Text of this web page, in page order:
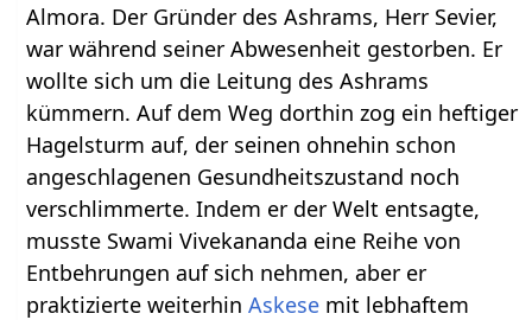
Almora. Der Gründer des Ashrams, Herr Sevier,
war während seiner Abwesenheit gestorben. Er
wollte sich um die Leitung des Ashrams
kümmern. Auf dem Weg dorthin zog ein heftiger
Hagelsturm auf, der seinen ohnehin schon
angeschlagenen Gesundheitszustand noch
verschlimmerte. Indem er der Welt entsagte,
musste Swami Vivekananda eine Reihe von
Entbehrungen auf sich nehmen, aber er
praktizierte weiterhinAskese mit lebhaftem